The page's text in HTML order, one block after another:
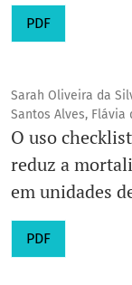
PDF
Sarah Oliveira da
Santos Alves,
O uso
reduz a
em unidades
PDF